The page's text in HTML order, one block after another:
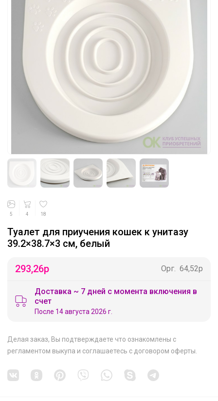
5 4 18
Туалет для приучения кошек к унитазу
39.2×38.7×3 см, белый
293,26р Орг. 64,52р
Доставка ~ 7 дней с момента включения в
счет
После 14 августа 2026 г.
Делая заказ, Вы подтверждаете что ознакомлены с
регламентом выкупа и соглашаетесь с договором оферты